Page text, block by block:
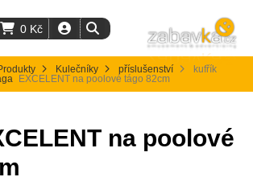
0 Kč
Kulečníky
příslušenství
kufřík
EXCELENT na poolové tágo 82cm
na poolové